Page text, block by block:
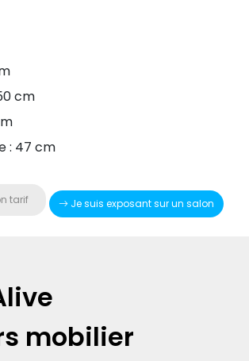
cm
: 47 cm
tarif Je suis exposant sur un salon
mobilier